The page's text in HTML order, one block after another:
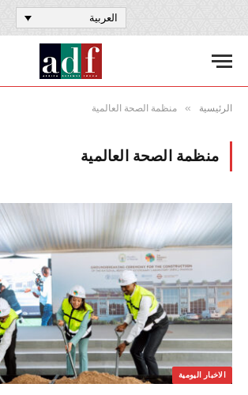
العربية
الرئيسية » منظمة الصحة العالمية
منظمة الصحة العالمية
الاخبار اليومية